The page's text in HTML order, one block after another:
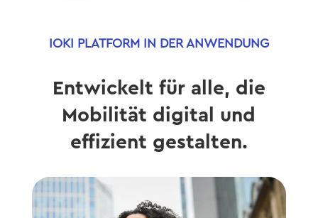
IOKI PLATFORM IN DER ANWENDUNG
Entwickelt für alle, die
Mobilität digital und
effizient gestalten.